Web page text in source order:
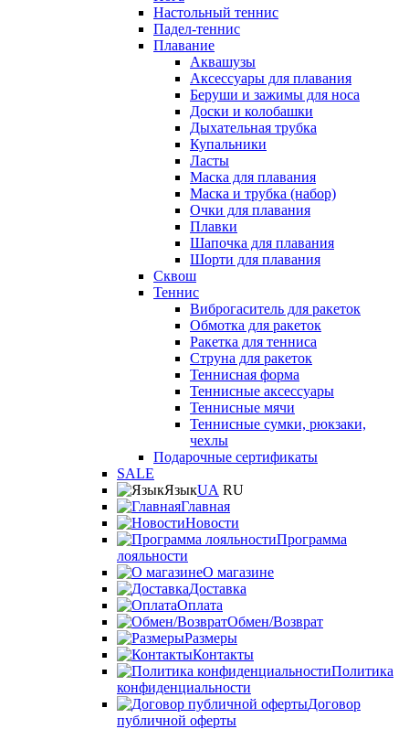
Настольный теннис
Падел-теннис
Плавание
Аквашузы
Аксессуары для плавания
Беруши и зажимы для носа
Доски и колобашки
Дыхательная трубка
Купальники
Ласты
Маска для плавания
Маска и трубка (набор)
Очки для плавания
Плавки
Шапочка для плавания
Шорти для плавания
Сквош
Теннис
Виброгаситель для ракеток
Обмотка для ракеток
Ракетка для тенниса
Струна для ракеток
Теннисная форма
Теннисные аксессуары
Теннисные мячи
Теннисные сумки, рюкзаки,
чехлы
Подарочные сертификаты
SALE
ЯзыкUA RU
Главная
Новости
Программа
лояльности
О магазине
Доставка
Оплата
Обмен/Возврат
Размеры
Контакты
Политика
конфиденциальности
Договор
публичной оферты